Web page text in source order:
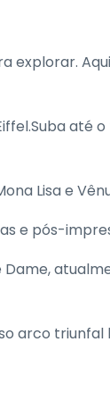
explorar.
até
Lisa e
e pós-
arco